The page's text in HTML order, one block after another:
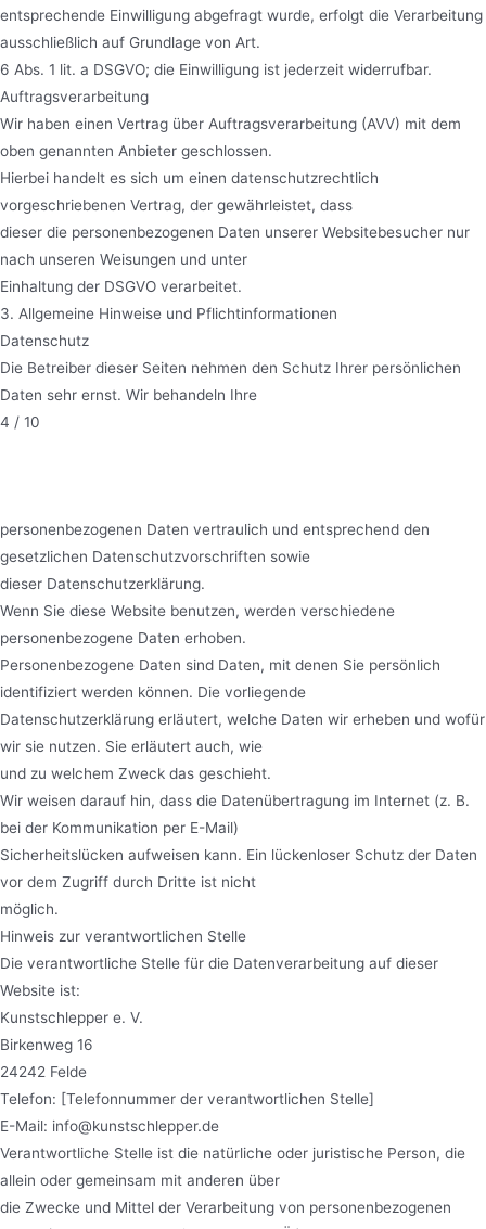
entsprechende Einwilligung abgefragt wurde, erfolgt die Verarbeitung
ausschließlich auf Grundlage von Art.
6 Abs. 1 lit. a DSGVO; die Einwilligung ist jederzeit widerrufbar.
Auftragsverarbeitung
Wir haben einen Vertrag über Auftragsverarbeitung (AVV) mit dem
oben genannten Anbieter geschlossen.
Hierbei handelt es sich um einen datenschutzrechtlich
vorgeschriebenen Vertrag, der gewährleistet, dass
dieser die personenbezogenen Daten unserer Websitebesucher nur
nach unseren Weisungen und unter
Einhaltung der DSGVO verarbeitet.
3. Allgemeine Hinweise und Pflichtinformationen
Datenschutz
Die Betreiber dieser Seiten nehmen den Schutz Ihrer persönlichen
Daten sehr ernst. Wir behandeln Ihre
4 / 10
personenbezogenen Daten vertraulich und entsprechend den
gesetzlichen Datenschutzvorschriften sowie
dieser Datenschutzerklärung.
Wenn Sie diese Website benutzen, werden verschiedene
personenbezogene Daten erhoben.
Personenbezogene Daten sind Daten, mit denen Sie persönlich
identifiziert werden können. Die vorliegende
Datenschutzerklärung erläutert, welche Daten wir erheben und wofür
wir sie nutzen. Sie erläutert auch, wie
und zu welchem Zweck das geschieht.
Wir weisen darauf hin, dass die Datenübertragung im Internet (z. B.
bei der Kommunikation per E-Mail)
Sicherheitslücken aufweisen kann. Ein lückenloser Schutz der Daten
vor dem Zugriff durch Dritte ist nicht
möglich.
Hinweis zur verantwortlichen Stelle
Die verantwortliche Stelle für die Datenverarbeitung auf dieser
Website ist:
Kunstschlepper e. V.
Birkenweg 16
24242 Felde
Telefon: [Telefonnummer der verantwortlichen Stelle]
E-Mail: info@kunstschlepper.de
Verantwortliche Stelle ist die natürliche oder juristische Person, die
allein oder gemeinsam mit anderen über
die Zwecke und Mittel der Verarbeitung von personenbezogenen